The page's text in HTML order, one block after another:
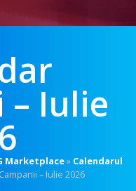
– Iulie
Marketplace» Calendarul
– Iulie 2026